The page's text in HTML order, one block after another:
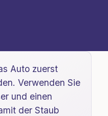
Auto zuerst
Verwenden Sie
und einen
der Staub